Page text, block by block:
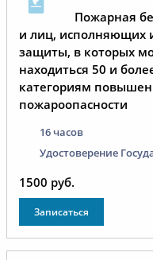
Пожарная
и лиц, исполняющих
защиты, в которых
находиться 50 и
категориям
пожароопасности
16 часов
Удостоверение
1500 руб.
Записаться